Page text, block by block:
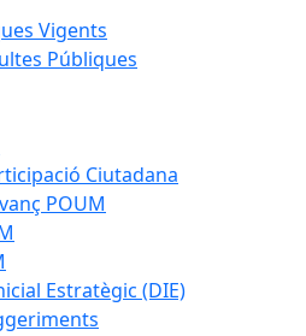
Vigents
Públiques
Ciutadana
POUM
Estratègic (DIE)